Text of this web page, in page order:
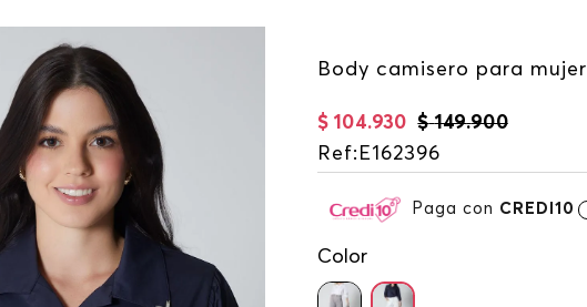
Body camisero para mujer
$ 149.900
$ 104.930
Ref: E162396
Paga con CREDI10
Color